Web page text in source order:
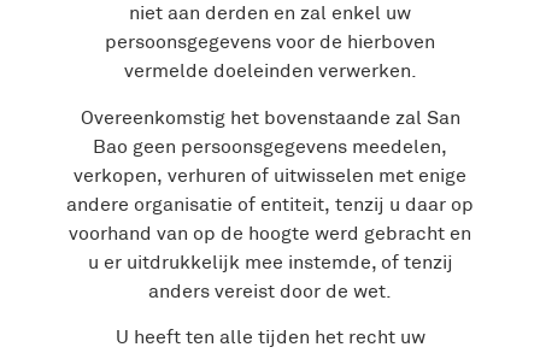
niet aan derden en zal enkel uw
persoonsgegevens voor de hierboven
vermelde doeleinden verwerken.
Overeenkomstig het bovenstaande zal San
Bao geen persoonsgegevens meedelen,
verkopen, verhuren of uitwisselen met enige
andere organisatie of entiteit, tenzij u daar op
voorhand van op de hoogte werd gebracht en
u er uitdrukkelijk mee instemde, of tenzij
anders vereist door de wet.
U heeft ten alle tijden het recht uw